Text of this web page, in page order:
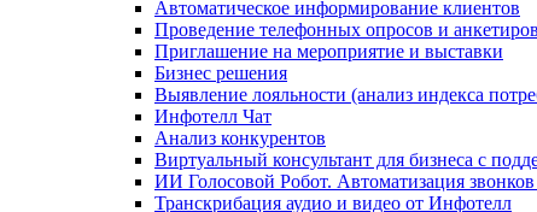
Автоматическое информирование клиентов
Проведение телефонных опросов и
Приглашение на мероприятие и выставки
Бизнес решения
Выявление лояльности (анализ индекса
Инфотелл Чат
Анализ конкурентов
Виртуальный консультант для бизнеса с
ИИ Голосовой Робот. Автоматизация
Транскрибация аудио и видео от Инфотелл